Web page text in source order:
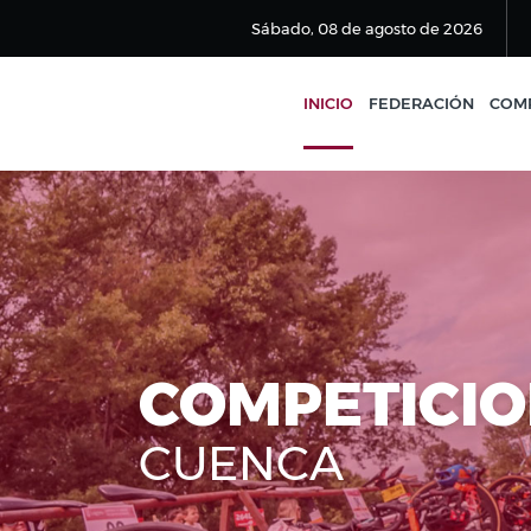
Sábado, 08 de agosto de 2026
INICIO FEDERACIÓN
CUENCA